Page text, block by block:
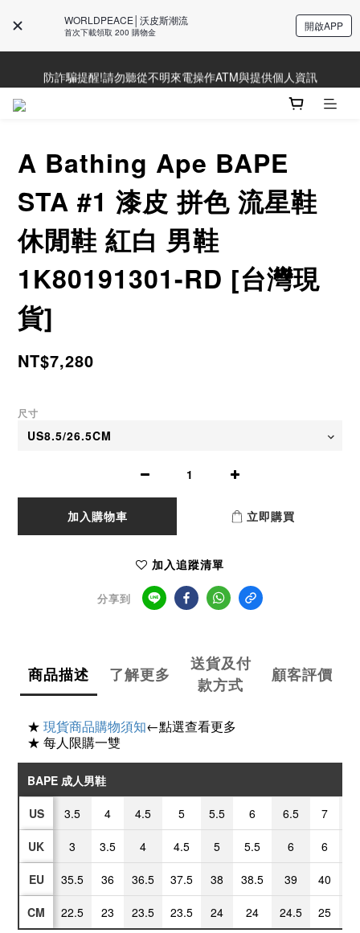
WORLDPEACE│沃皮斯潮流
首次下載領取 200 購物金 開啟APP
Line好友募集中!加入獲得最新資訊
Line好友募集中!加入獲得最新資訊
防詐騙提醒!請勿聽從不明來電操作ATM與提供個人資訊
A Bathing Ape BAPE
STA #1 漆皮 拼色 流星鞋
休閒鞋 紅白 男鞋
1K80191301-RD [台灣現
貨]
NT$7,280
尺寸
加入購物車 立即購買
加入追蹤清單
分享到
商品描述 了解更多
送貨及付
款方式
顧客評價
★ 現貨商品購物須知←點選查看更多
★ 每人限購一雙
BAPE 成人男鞋
US 3.5 4 4.5 5 5.5 6 6.5 7
UK 3 3.5 4 4.5 5 5.5 6 6
EU 35.5 36 36.5 37.5 38 38.5 39 40
CM 22.5 23 23.5 23.5 24 24 24.5 25